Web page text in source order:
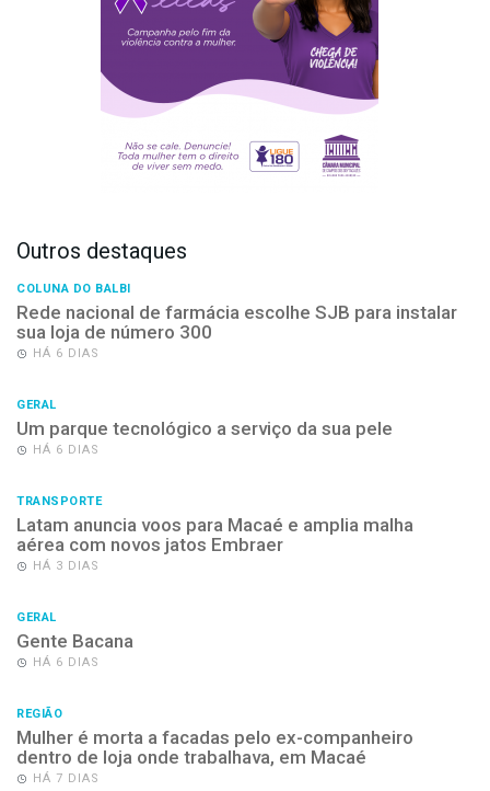
Outros destaques
COLUNA DO BALBI
Rede nacional de farmácia escolhe SJB para instalar
sua loja de número 300
HÁ 6 DIAS
GERAL
Um parque tecnológico a serviço da sua pele
HÁ 6 DIAS
TRANSPORTE
Latam anuncia voos para Macaé e amplia malha
aérea com novos jatos Embraer
HÁ 3 DIAS
GERAL
Gente Bacana
HÁ 6 DIAS
REGIÃO
Mulher é morta a facadas pelo ex-companheiro
dentro de loja onde trabalhava, em Macaé
HÁ 7 DIAS